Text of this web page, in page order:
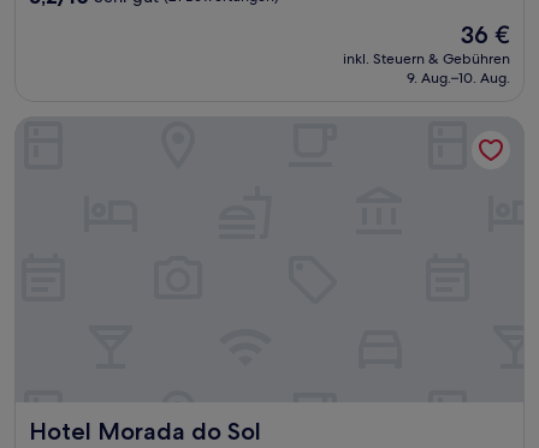
Bewertungen)
Der
Preis
beträgt
36 €
inkl. Steuern & Gebühren
9. Aug.–10. Aug.
Hotel Morada do Sol
Hotel Morada do Sol
Hotel Morada do Sol